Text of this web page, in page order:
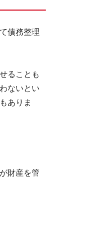
債務整理
ることも
ないとい
ありま
財産を管